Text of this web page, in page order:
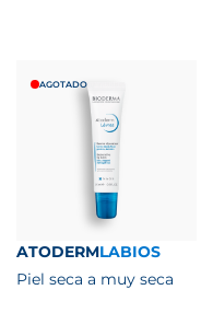
AGOTADO
ATODERMLABIOS
Piel seca a muy seca